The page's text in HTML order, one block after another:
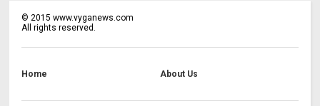
©2015 www.vyganews.com
All rights reserved.
Home About Us